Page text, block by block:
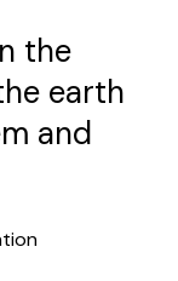
the
earth
and